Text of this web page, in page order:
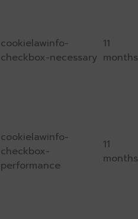
cookielawinfo-
checkbox-necessary
11
months
cookielawinfo-
checkbox-
performance
11
months